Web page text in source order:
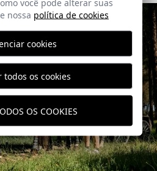
você pode alterar suas
nossa política de cookies
cookies
todos os cookies
OS COOKIES